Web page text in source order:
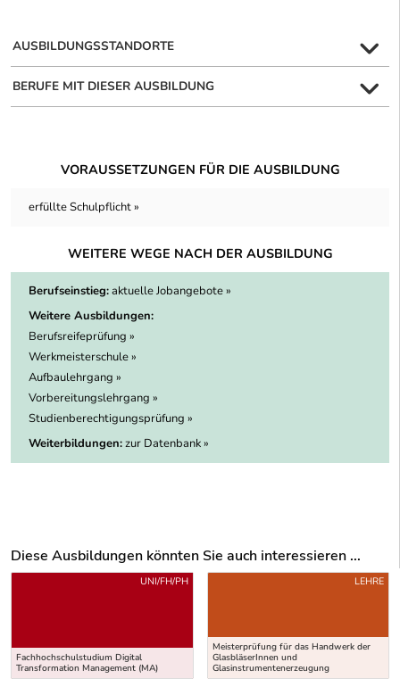
AUSBILDUNGSSTANDORTE
BERUFE MIT DIESER AUSBILDUNG
VORAUSSETZUNGEN FÜR DIE AUSBILDUNG
erfüllte Schulpflicht »
WEITERE WEGE NACH DER AUSBILDUNG
Berufseinstieg:aktuelle Jobangebote »
Weitere Ausbildungen:
Berufsreifeprüfung »
Werkmeisterschule »
Aufbaulehrgang »
Vorbereitungslehrgang »
Studienberechtigungsprüfung »
Weiterbildungen:zur Datenbank »
Diese Ausbildungen könnten Sie auch interessieren ...
Uber weitere Ausbildungsvorschläge
Fachhochschulstudium Digital
Transformation Management (MA)
UNI/FH/PH
Meisterprüfung für das Handwerk der
GlasbläserInnen und
Glasinstrumentenerzeugung
LEHRE